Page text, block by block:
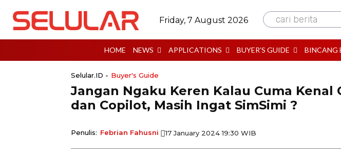
Friday, 7 August 2026 cari berita
HOME NEWS APPLICATIONS BUYER’S GUIDE BINCANG
Selular.ID - Buyer's Guide
Jangan Ngaku Keren Kalau Cuma Kenal
dan Copilot, Masih Ingat SimSimi ?
Penulis: Febrian Fahusni 17 January 2024 19:30 WIB